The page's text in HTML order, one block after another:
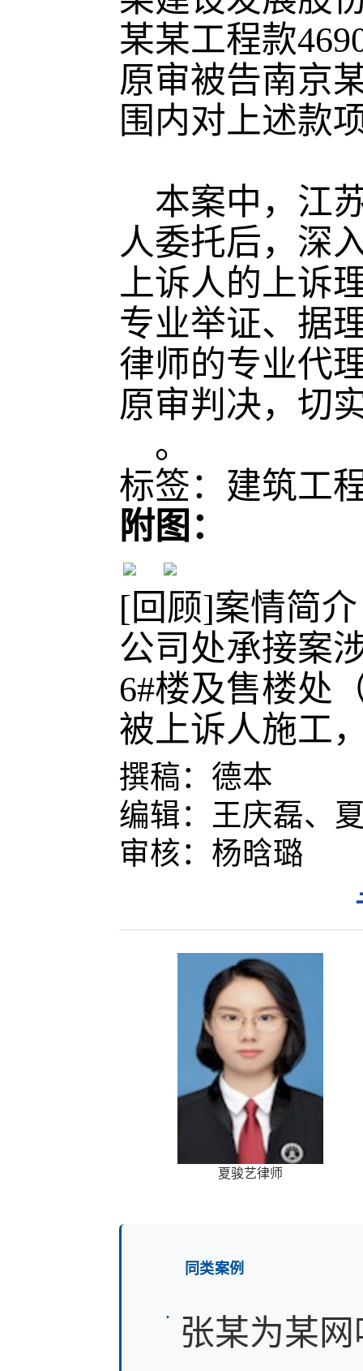
某某工程款
原审被告南京
围内对上述款
本案中，江
人委托后，深
上诉人的上诉
专业举证、据
律师的专业代
原审判决，切
。
标签：建筑工
附图：
[回顾]案情简
公司处承接案
6#楼及售楼处
被上诉人施工
撰稿： 德本
编辑： 王庆磊、
审核： 杨晗璐
夏骏艺律师
同类案例
张某为某